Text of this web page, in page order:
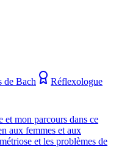
de Bach
Réflexologue
mon parcours dans ce
aux femmes et aux
et les problèmes de